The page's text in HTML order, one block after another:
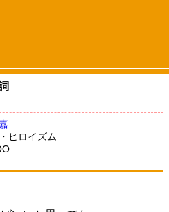
ヒロイズム